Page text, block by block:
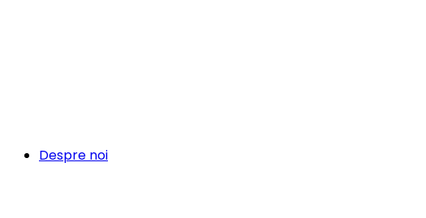
Despre noi